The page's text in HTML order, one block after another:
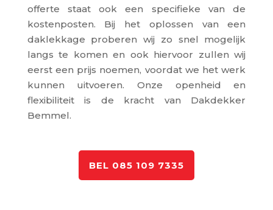
offerte staat ook een specifieke van de
kostenposten. Bij het oplossen van een
daklekkage proberen wij zo snel mogelijk
langs te komen en ook hiervoor zullen wij
eerst een prijs noemen, voordat we het werk
kunnen uitvoeren. Onze openheid en
flexibiliteit is de kracht van Dakdekker
Bemmel.
BEL 085 109 7335